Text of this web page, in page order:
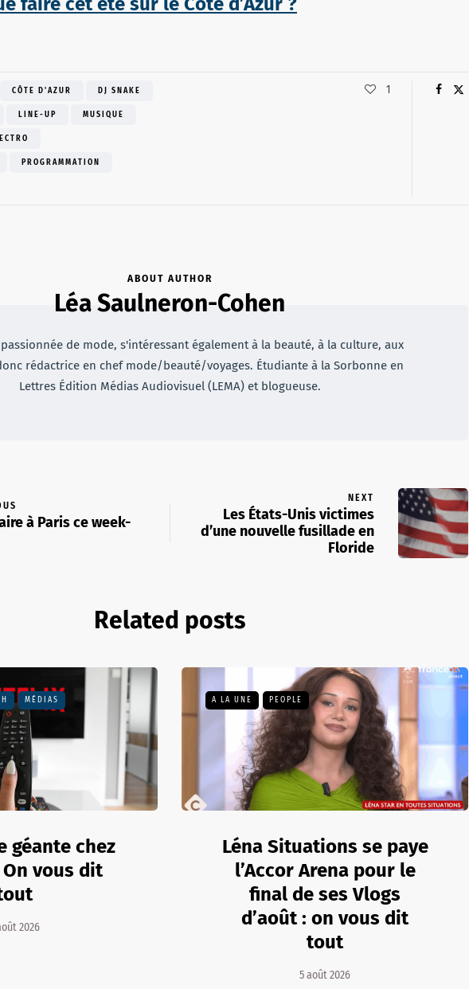
CÔTE D'AZUR DJ SNAKE
LINE-UP MUSIQUE
PROGRAMMATION
1
ABOUT AUTHOR
Léa Saulneron-Cohen
passionnée de mode, s'intéressant également à la beauté, à la culture, aux
rédactrice en chef mode/beauté/voyages. Étudiante à la Sorbonne en
Lettres Édition Médias Audiovisuel (LEMA) et blogueuse.
à Paris ce week-
NEXT
Les États-Unis victimes
d’une nouvelle fusillade en
Floride
Related posts
MÉDIAS
géante chez
vous dit
2026
A LA UNE PEOPLE
Léna Situations se paye
l’Accor Arena pour le
final de ses Vlogs
d’août : on vous dit
tout
5 août 2026